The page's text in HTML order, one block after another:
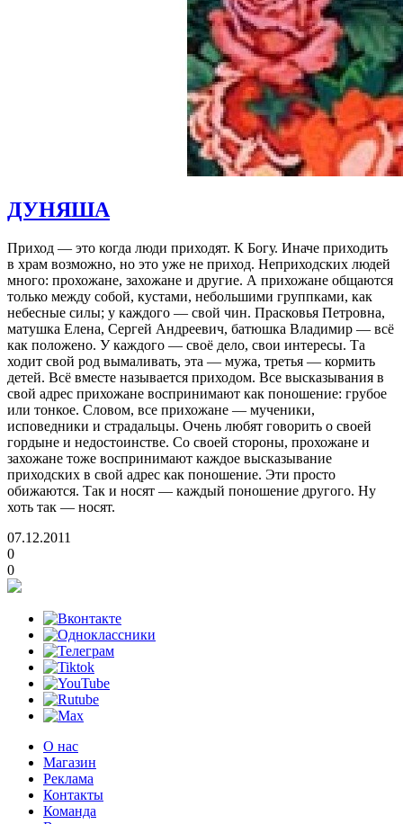
ДУНЯША
Приход — это когда люди приходят. К Богу. Иначе приходить
в храм возможно, но это уже не приход. Неприходских людей
много: прохожане, захожане и другие. А прихожане общаются
только между собой, кустами, небольшими группками, как
небесные силы; у каждого — свой чин. Прасковья Петровна,
матушка Елена, Сергей Андреевич, батюшка Владимир — всё
как положено. У каждого — своё дело, свои интересы. Та
ходит свой род вымаливать, эта — мужа, третья — кормить
детей. Всё вместе называется приходом. Все высказывания в
свой адрес прихожане воспринимают как поношение: грубое
или тонкое. Словом, все прихожане — мученики,
исповедники и страдальцы. Очень любят говорить о своей
гордыне и недостоинстве. Со своей стороны, прохожане и
захожане тоже воспринимают каждое высказывание
приходских в свой адрес как поношение. Эти просто
обижаются. Так и носят — каждый поношение другого. Ну
хоть так — носят.
07.12.2011
0
0
О нас
Магазин
Реклама
Контакты
Команда